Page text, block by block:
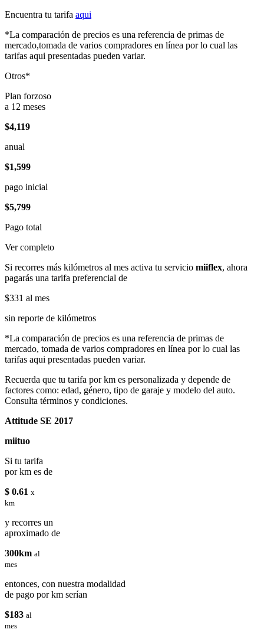
Encuentra tu tarifa aqui
*La comparación de precios es una referencia de primas de
mercado,tomada de varios compradores en línea por lo cual las
tarifas aqui presentadas pueden variar.
Otros*
Plan forzoso
a 12 meses
$4,119
anual
$1,599
pago inicial
$5,799
Pago total
Ver completo
Si recorres más kilómetros al mes activa tu servicio miiflex, ahora
pagarás una tarifa preferencial de
$331 al mes
sin reporte de kilómetros
*La comparación de precios es una referencia de primas de
mercado, tomada de varios compradores en línea por lo cual las
tarifas aqui presentadas pueden variar.
Recuerda que tu tarifa por km es personalizada y depende de
factores como: edad, género, tipo de garaje y modelo del auto.
Consulta términos y condiciones.
Attitude SE 2017
miituo
Si tu tarifa
por km es de
$ 0.61 x
km
y recorres un
aproximado de
300km al
mes
entonces, con nuestra modalidad
de pago por km serían
$183 al
mes